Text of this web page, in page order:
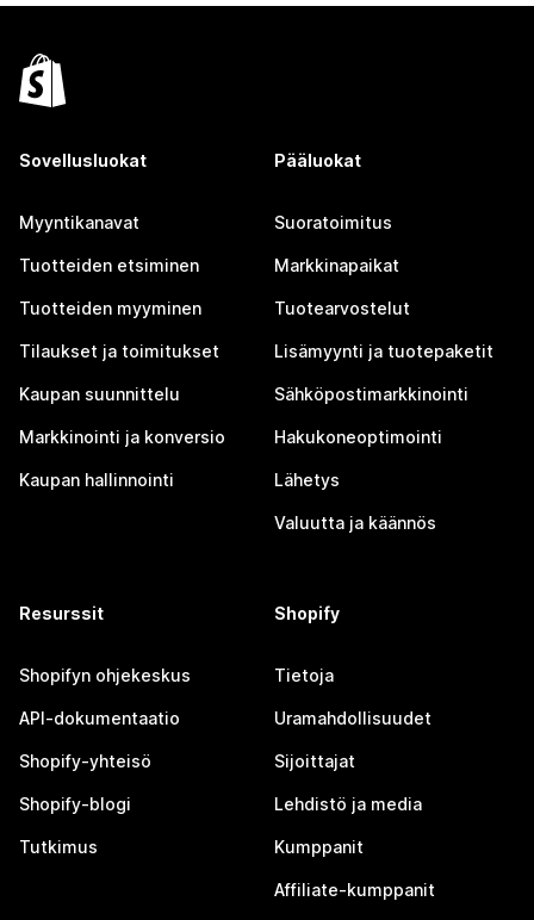
Sovellusluokat
Myyntikanavat
Tuotteiden etsiminen
Tuotteiden myyminen
Tilaukset ja toimitukset
Kaupan suunnittelu
Markkinointi ja konversio
Kaupan hallinnointi
Pääluokat
Suoratoimitus
Markkinapaikat
Tuotearvostelut
Lisämyynti ja tuotepaketit
Sähköpostimarkkinointi
Hakukoneoptimointi
Lähetys
Valuutta ja käännös
Resurssit
Shopifyn ohjekeskus
API-dokumentaatio
Shopify-yhteisö
Shopify-blogi
Tutkimus
Shopify
Tietoja
Uramahdollisuudet
Sijoittajat
Lehdistö ja media
Kumppanit
Affiliate-kumppanit